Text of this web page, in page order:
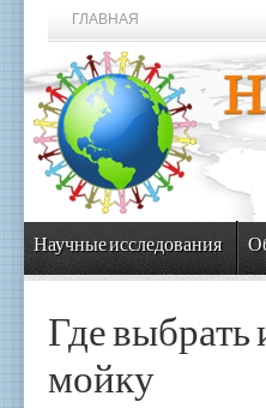
ГЛАВНАЯ
Научные исследования
Где выбрать
мойку